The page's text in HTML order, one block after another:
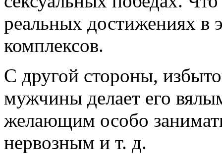
реальных достижениях в
комплексов.
С другой стороны,
мужчины делает его
желающим особо
нервозным и т. д.